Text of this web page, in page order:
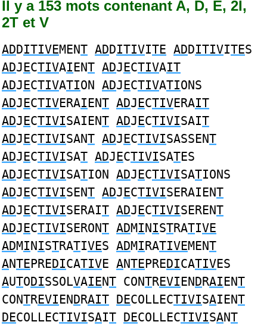
Il y a 153 mots contenant A, D, E, 2I,
2T et V
ADDITIVEMENT ADDITIVITE ADDITIVITES
ADJECTIVAIENT ADJECTIVAIT
ADJECTIVATION ADJECTIVATIONS
ADJECTIVERAIENT ADJECTIVERAIT
ADJECTIVISAIENT ADJECTIVISAIT
ADJECTIVISANT ADJECTIVISASSENT
ADJECTIVISAT ADJECTIVISATES
ADJECTIVISATION ADJECTIVISATIONS
ADJECTIVISENT ADJECTIVISERAIENT
ADJECTIVISERAIT ADJECTIVISERENT
ADJECTIVISERONT ADMINISTRATIVE
ADMINISTRATIVES ADMIRATIVEMENT
ANTEPREDICATIVE ANTEPREDICATIVES
AUTODISSOLVAIENT CONTREVIENDRAIENT
CONTREVIENDRAIT DECOLLECTIVISAIENT
DECOLLECTIVISAIT DECOLLECTIVISANT